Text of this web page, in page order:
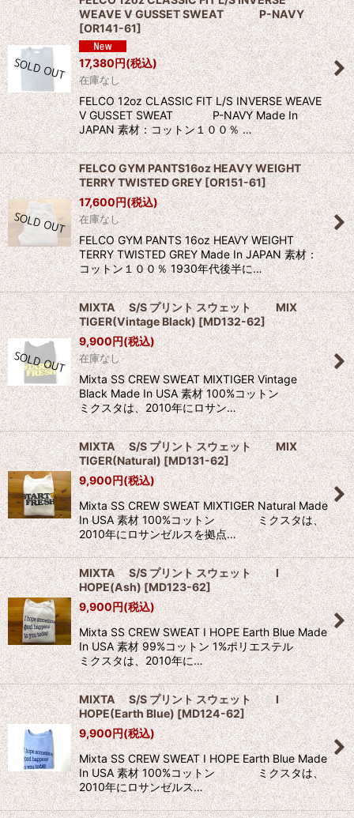
WEAVE V GUSSET SWEAT P-NAVY
[OR141-61]
17,380円(税込)
在庫なし
FELCO 12oz CLASSIC FIT L/S INVERSE WEAVE
V GUSSET SWEAT P-NAVY Made In
JAPAN 素材：コットン１００％ …
FELCO GYM PANTS16oz HEAVY WEIGHT
TERRY TWISTED GREY [OR151-61]
17,600円(税込)
在庫なし
FELCO GYM PANTS 16oz HEAVY WEIGHT
TERRY TWISTED GREY Made In JAPAN 素材：
コットン１００％ 1930年代後半に…
MIXTA S/S プリント スウェット MIX
TIGER(Vintage Black)[MD132-62]
9,900円(税込)
在庫なし
Mixta SS CREW SWEAT MIXTIGER Vintage
Black Made In USA 素材 100%コットン
ミクスタは、2010年にロサン…
MIXTA S/S プリント スウェット MIX
TIGER(Natural)[MD131-62]
9,900円(税込)
Mixta SS CREW SWEAT MIXTIGER Natural Made
In USA 素材 100%コットン ミクスタは、
2010年にロサンゼルスを拠点…
MIXTA S/S プリント スウェット I
HOPE(Ash)[MD123-62]
9,900円(税込)
Mixta SS CREW SWEAT I HOPE Earth Blue Made
In USA 素材 99%コットン 1%ポリエステル
ミクスタは、2010年に…
MIXTA S/S プリント スウェット I
HOPE(Earth Blue)[MD124-62]
9,900円(税込)
Mixta SS CREW SWEAT I HOPE Earth Blue Made
In USA 素材 100%コットン ミクスタは、
2010年にロサンゼルス…